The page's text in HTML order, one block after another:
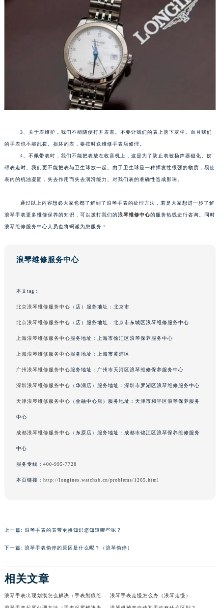
3、关于表维护，我们不能随便打开表盖。不要让我们的表上落下灰尘。而且我们
的手表也不能乱拨。损坏的表，要按时送维修手表店修理。
4、不佩带表时，我们不能把表放在收音机上，这是为了防止表被扬声器磁化。妨
碍表走时。我们更不能把表与卫生球放一起。由于卫生球是一种挥发性很强的物质，易使
表内的机油凝固，失去作用而失去润滑能力。对我们表的准确性造成影响。
通过以上内容想必大家也都了解到了浪琴手表的处理方法，若是大家想进一步了解
浪琴手表更多维修保养的知识，可以拨打我们的浪琴维修中心的服务热线进行咨询。同时
浪琴维修服务中心人员也将竭诚为您服务！
浪琴维修服务中心
本文tag：
北京浪琴维修服务中心 （店）服务地址：北京市
北京浪琴维修服务中心 （店）服务地址：北京市东城区浪琴维修服务中心
上海浪琴维修服务中心服务地址：上海市徐汇区浪琴保养服务中心
上海浪琴维修服务中心服务地址：上海市黄浦区
广州浪琴维修服务中心服务地址：广州市天河区浪琴维修保养服务中心
深圳浪琴维修服务中心 （华润店）服务地址：深圳市罗湖区浪琴维修服务中心
天津浪琴维修服务中心 （金融中心店）服务地址：天津市和平区浪琴保养服务
中心
成都浪琴维修服务中心 （东原店）服务地址：成都市锦江区浪琴保养维修服务
中心
服务专线： 400-995-7728
本页链接： http://longines.watchsb.cn/problems/1265.html
上一篇: 浪琴手表的表带更换知识您知道哪些呢？
下一篇: 浪琴手表偷停的原因是什么呢？（浪琴偷停）
相关文章
浪琴手表出现划痕怎么解决（手表划痕维修） 浪琴手表走慢怎么办（浪琴走慢）